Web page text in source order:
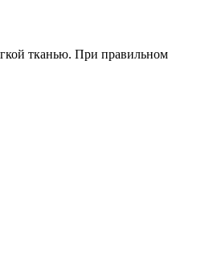
тканью. При правильном